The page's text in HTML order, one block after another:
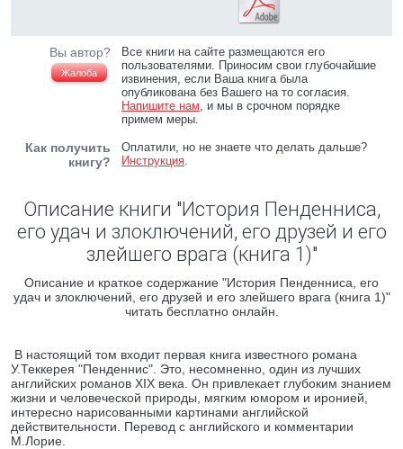
Вы автор?
Жалоба
Все книги на сайте размещаются его
пользователями. Приносим свои глубочайшие
извинения, если Ваша книга была
опубликована без Вашего на то согласия.
Напишите нам, и мы в срочном порядке
примем меры.
Как получить
книгу?
Оплатили, но не знаете что делать дальше?
Инструкция.
Описание книги "История Пенденниса,
его удач и злоключений, его друзей и его
злейшего врага (книга 1)"
Описание и краткое содержание "История Пенденниса, его
удач и злоключений, его друзей и его злейшего врага (книга 1)"
читать бесплатно онлайн.
В настоящий том входит первая книга известного романа
У.Теккерея "Пенденнис". Это, несомненно, один из лучших
английских романов XIX века. Он привлекает глубоким знанием
жизни и человеческой природы, мягким юмором и иронией,
интересно нарисованными картинами английской
действительности. Перевод с английского и комментарии
М.Лорие.